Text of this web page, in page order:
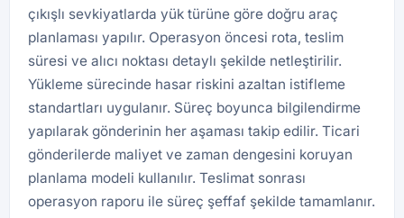
çıkışlı sevkiyatlarda yük türüne göre doğru araç
planlaması yapılır. Operasyon öncesi rota, teslim
süresi ve alıcı noktası detaylı şekilde netleştirilir.
Yükleme sürecinde hasar riskini azaltan istifleme
standartları uygulanır. Süreç boyunca bilgilendirme
yapılarak gönderinin her aşaması takip edilir. Ticari
gönderilerde maliyet ve zaman dengesini koruyan
planlama modeli kullanılır. Teslimat sonrası
operasyon raporu ile süreç şeffaf şekilde tamamlanır.